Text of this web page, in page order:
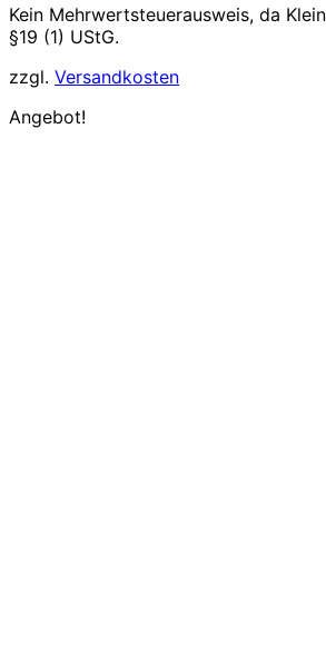
Kein Mehrwertsteuerausweis, da
§19 (1) UStG.
zzgl. Versandkosten
Angebot!